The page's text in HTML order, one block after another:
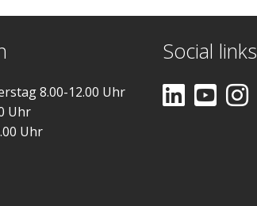
8.00-12.00 Uhr
Uhr
Uhr
Social links